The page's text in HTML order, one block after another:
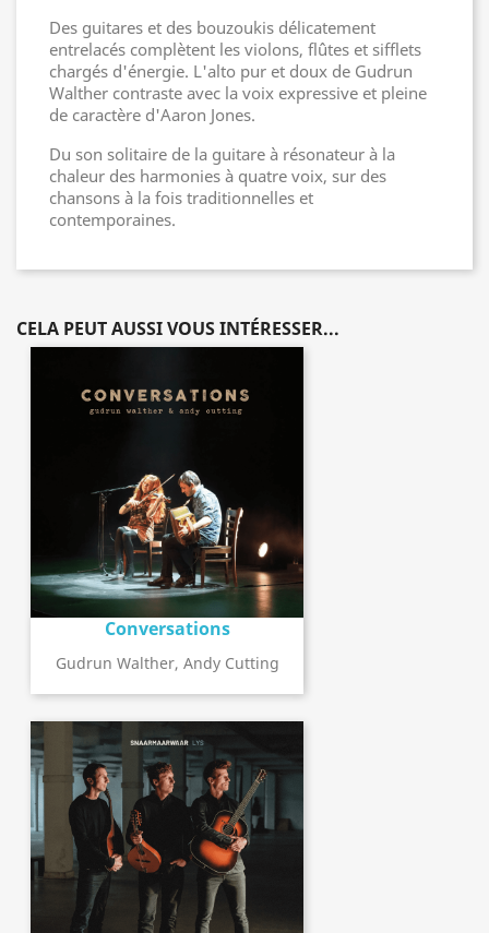
Des guitares et des bouzoukis délicatement
entrelacés complètent les violons, flûtes et sifflets
chargés d'énergie. L'alto pur et doux de Gudrun
Walther contraste avec la voix expressive et pleine
de caractère d'Aaron Jones.
Du son solitaire de la guitare à résonateur à la
chaleur des harmonies à quatre voix, sur des
chansons à la fois traditionnelles et
contemporaines.
CELA PEUT AUSSI VOUS INTÉRESSER...
Conversations
Gudrun Walther, Andy Cutting